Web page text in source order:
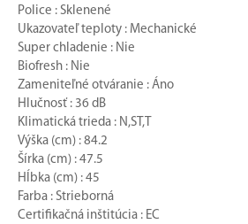
Police : Sklenené
Ukazovateľ teploty : Mechanické
Super chladenie : Nie
Biofresh : Nie
Zameniteľné otváranie : Áno
Hlučnosť : 36 dB
Klimatická trieda : N,ST,T
Výška (cm) : 84.2
Šírka (cm) : 47.5
Hĺbka (cm) : 45
Farba : Strieborná
Certifikačná inštitúcia : EC